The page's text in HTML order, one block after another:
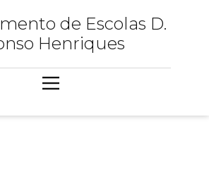
de Escolas D.
Henriques